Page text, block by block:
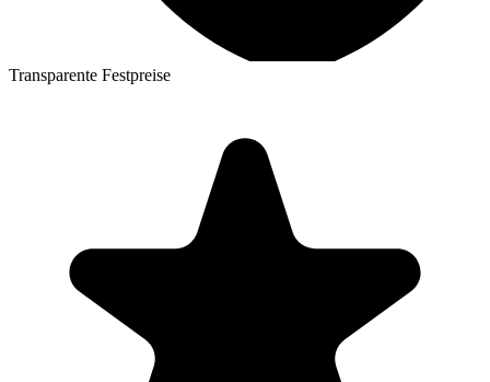
Transparente Festpreise